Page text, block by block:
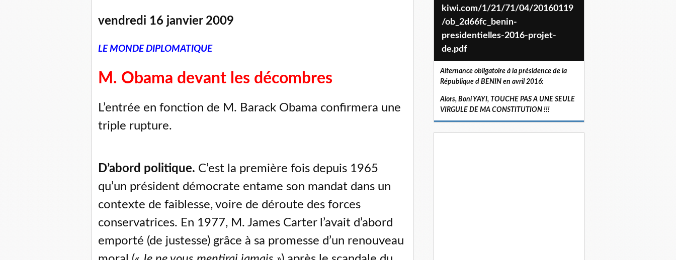
vendredi 16 janvier 2009
LE MONDE DIPLOMATIQUE
M. Obama devant les décombres
L’entrée en fonction de M. Barack Obama confirmera une
triple rupture.
D’abord politique. C’est la première fois depuis 1965
qu’un président démocrate entame son mandat dans un
contexte de faiblesse, voire de déroute des forces
conservatrices. En 1977, M. James Carter l’avait d’abord
emporté (de justesse) grâce à sa promesse d’un renouveau
kiwi.com/1/21/71/04/20160119
/ob_2d66fc_benin-
presidentielles-2016-projet-
de.pdf
Alternance obligatoire à la présidence de la
République d BENIN en avril 2016:
Alors, Boni YAYI, TOUCHE PAS A UNE SEULE
VIRGULE DE MA CONSTITUTION !!!